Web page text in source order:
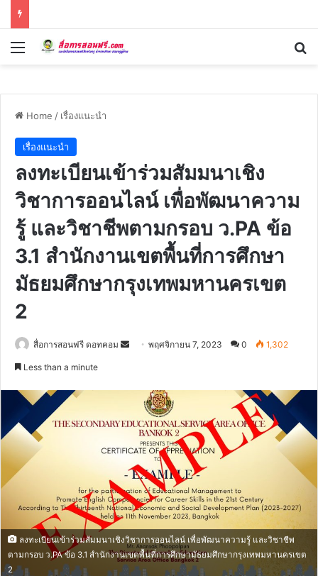
Menu
Home / เรื่องแนะนำ
เรื่องแนะนำ
ลงทะเบียนเข้าร่วมสัมมนาเชิง
วิชาการออนไลน์ เพื่อพัฒนาความ
รู้ และวิชาชีพตามกรอบ ว.PA ข้อ
3.1 สำนักงานเขตพื้นที่การศึกษา
มัธยมศึกษากรุงเทพมหานครเขต
2
สื่อการสอนฟรี ดอทคอม
Sendพฤศจิกายน 7, 2023 0 1,302
Less than a minute
ลงทะเบียนเข้าร่วมสัมมนาเชิงวิชาการออนไลน์ เพื่อพัฒนาความรู้ และวิชาชีพ
ตามกรอบ ว.PA ข้อ 3.1 สำนักงานเขตพื้นที่การศึกษามัธยมศึกษากรุงเทพมหานครเขต
2